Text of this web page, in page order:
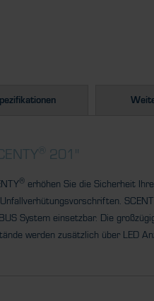
® 201"
® erhöhen Sie die Sicherheit
System einsetzbar. Die
werden zusätzlich über LED